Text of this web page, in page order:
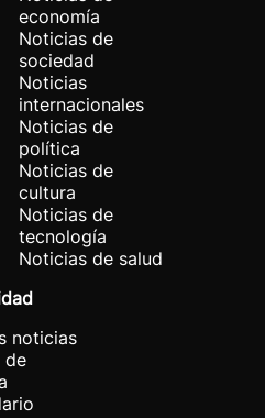
economía
Noticias de
sociedad
Noticias
internacionales
Noticias de
política
Noticias de
cultura
Noticias de
tecnología
Noticias de salud
noticias
de